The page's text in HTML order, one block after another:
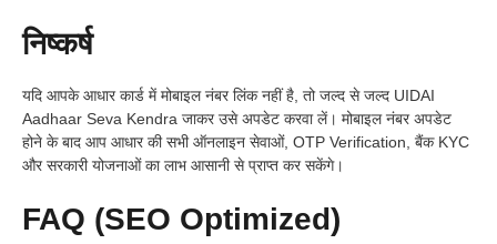
निष्कर्ष
यदि आपके आधार कार्ड में मोबाइल नंबर लिंक नहीं है, तो जल्द से जल्द UIDAI
Aadhaar Seva Kendra जाकर उसे अपडेट करवा लें। मोबाइल नंबर अपडेट
होने के बाद आप आधार की सभी ऑनलाइन सेवाओं, OTP Verification, बैंक KYC
और सरकारी योजनाओं का लाभ आसानी से प्राप्त कर सकेंगे।
FAQ (SEO Optimized)